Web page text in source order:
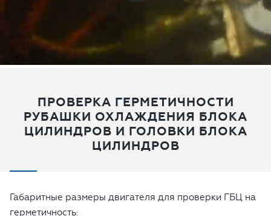
ПРОВЕРКА ГЕРМЕТИЧНОСТИ
РУБАШКИ ОХЛАЖДЕНИЯ БЛОКА
ЦИЛИНДРОВ И ГОЛОВКИ БЛОКА
ЦИЛИНДРОВ
Габаритные размеры двигателя для проверки ГБЦ на
герметичность: